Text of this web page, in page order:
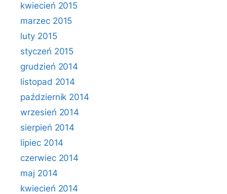
kwiecień 2015
marzec 2015
luty 2015
styczeń 2015
grudzień 2014
listopad 2014
październik 2014
wrzesień 2014
sierpień 2014
lipiec 2014
czerwiec 2014
maj 2014
kwiecień 2014